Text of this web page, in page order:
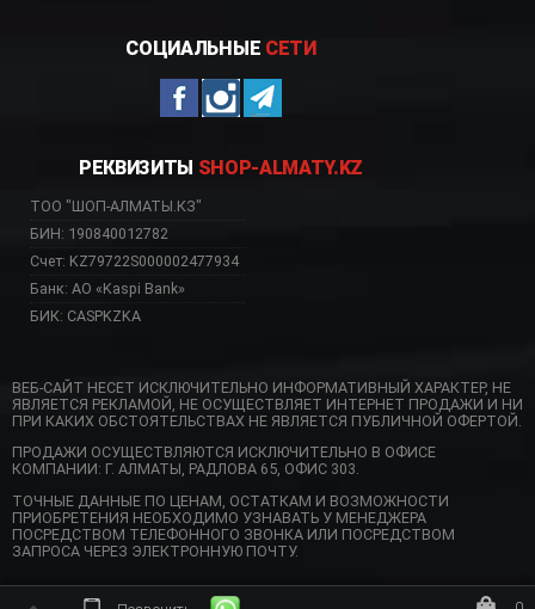
СОЦИАЛЬНЫЕ СЕТИ
РЕКВИЗИТЫ SHOP-ALMATY.KZ
ТОО "ШОП-АЛМАТЫ.КЗ"
БИН: 190840012782
Счет: KZ79722S000002477934
Банк: АО «Kaspi Bank»
БИК: CASPKZKA
ВЕБ-САЙТ НЕСЕТ ИСКЛЮЧИТЕЛЬНО ИНФОРМАТИВНЫЙ ХАРАКТЕР, НЕ
ЯВЛЯЕТСЯ РЕКЛАМОЙ, НЕ ОСУЩЕСТВЛЯЕТ ИНТЕРНЕТ ПРОДАЖИ И НИ
ПРИ КАКИХ ОБСТОЯТЕЛЬСТВАХ НЕ ЯВЛЯЕТСЯ ПУБЛИЧНОЙ ОФЕРТОЙ.
ПРОДАЖИ ОСУЩЕСТВЛЯЮТСЯ ИСКЛЮЧИТЕЛЬНО В ОФИСЕ
КОМПАНИИ: Г. АЛМАТЫ, РАДЛОВА 65, ОФИС 303.
ТОЧНЫЕ ДАННЫЕ ПО ЦЕНАМ, ОСТАТКАМ И ВОЗМОЖНОСТИ
ПРИОБРЕТЕНИЯ НЕОБХОДИМО УЗНАВАТЬ У МЕНЕДЖЕРА
ПОСРЕДСТВОМ ТЕЛЕФОННОГО ЗВОНКА ИЛИ ПОСРЕДСТВОМ
ЗАПРОСА ЧЕРЕЗ ЭЛЕКТРОННУЮ ПОЧТУ.